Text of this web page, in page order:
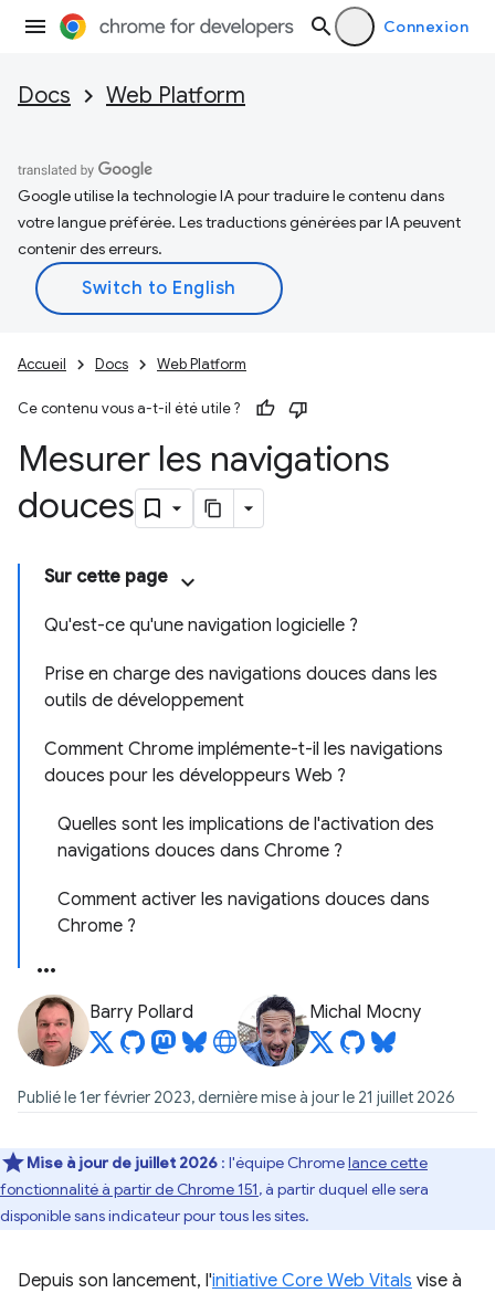
Connexion
Docs Web Platform
Google utilise la technologie IA pour traduire le contenu dans
votre langue préférée. Les traductions générées par IA peuvent
contenir des erreurs.
Accueil Docs Web Platform
Ce contenu vous a-t-il été utile ?
Mesurer les navigations
douces
Sur cette page
Qu'est-ce qu'une navigation logicielle ?
Prise en charge des navigations douces dans les
outils de développement
Comment Chrome implémente-t-il les navigations
douces pour les développeurs Web ?
Quelles sont les implications de l'activation des
navigations douces dans Chrome ?
Comment activer les navigations douces dans
Chrome ?
Barry Pollard Michal Mocny
Publié le 1er février 2023, dernière mise à jour le 21 juillet 2026
Mise à jour de juillet 2026 : l'équipe Chromelance cette
fonctionnalité à partir de Chrome 151, à partir duquel elle sera
disponible sans indicateur pour tous les sites.
Depuis son lancement, l'initiative Core Web Vitals vise à